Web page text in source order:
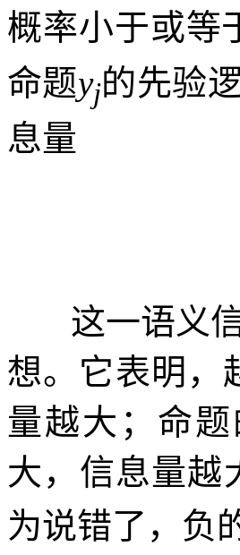
概率小于或等
命题yj的先验
息量
这一语义
想。它表明，
量越大；命
大，信息量
为说错了，负